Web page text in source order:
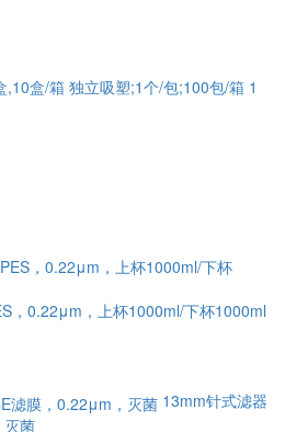
,10盒/箱独立吸塑;1个/包;100包/箱 1
，0.22μm，上杯1000ml/下杯1000ml
13mm针式滤器
菌